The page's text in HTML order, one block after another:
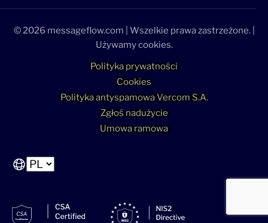
© 2026 messageflow.com | Wszelkie prawa zastrzeżone. |
Używamy cookies.
Polityka prywatności
Cookies
Polityka antyspamowa Vercom S.A.
Zgłoś nadużycie
Umowa ramowa